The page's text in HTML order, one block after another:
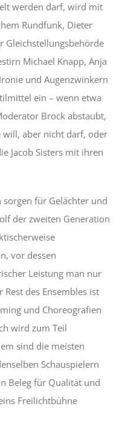
werden darf, wird mit
Rundfunk, Dieter
Gleichstellungsbehörde
Michael Knapp, Anja
und Augenzwinkern
ein – wenn etwa
Brock abstaubt,
will, aber nicht darf, oder
Jacob Sisters mit ihren
für Gelächter und
der zweiten Generation
vor dessen
Leistung man nur
des Ensembles ist
und Choreografien
wird zum Teil
sind die meisten
Schauspielern
Beleg für Qualität und
Freilichtbühne